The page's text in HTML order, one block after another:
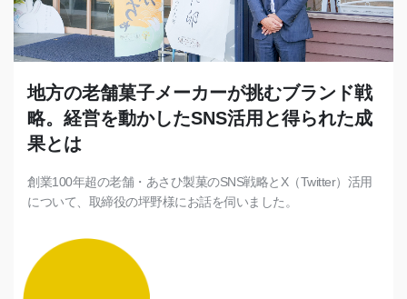
地方の老舗菓子メーカーが挑むブランド戦
略。経営を動かしたSNS活用と得られた成
果とは
創業100年超の老舗・あさひ製菓のSNS戦略とX（Twitter）活用
について、取締役の坪野様にお話を伺いました。